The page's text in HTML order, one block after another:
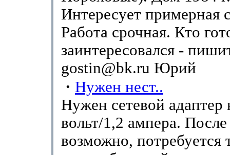
Интересует примерная
Работа срочная. Кто
заинтересовался -
gostin@bk.ru Юрий
· Нужен нест..
Нужен сетевой адаптер
вольт/1,2 ампера. После
возможно, потребуется